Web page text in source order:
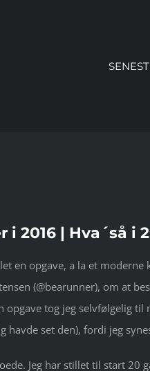
2016 | Hva´så i
en opgave, a la et
(@bearunner), om at
tog jeg selvfølgelig
havde set den), fordi jeg
Jeg har stillet til start 20